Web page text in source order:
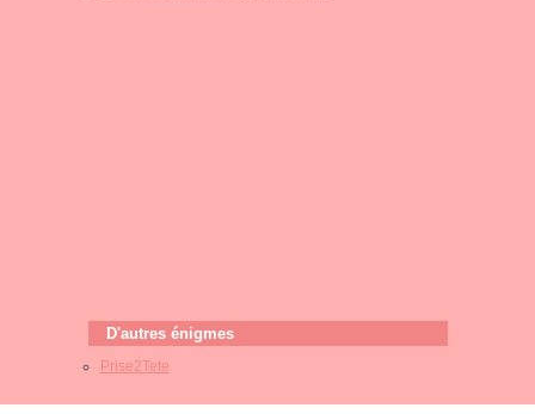
D'autres énigmes
Prise2Tete